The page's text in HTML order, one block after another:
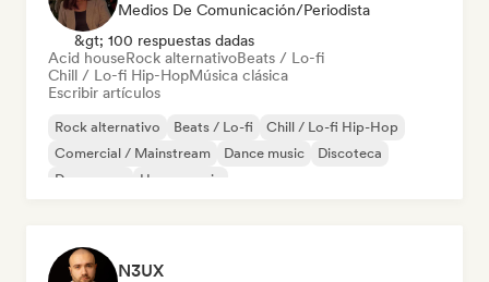
Medios De Comunicación/Periodista
&gt; 100 respuestas dadas
Acid houseRock alternativoBeats / Lo-fi
Chill / Lo-fi Hip-HopMúsica clásica
Escribir artículos
Rock alternativo Beats / Lo-fi
Chill / Lo-fi Hip-Hop
Comercial / Mainstream
Dance music
Discoteca
Dream pop
House music
N3UX